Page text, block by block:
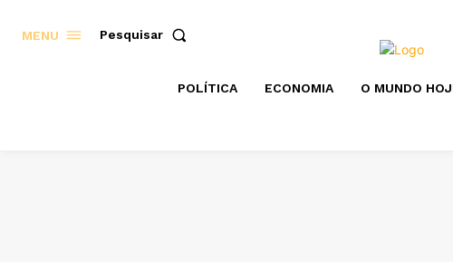
MENU Pesquisar
POLÍTICA ECONOMIA O MUNDO